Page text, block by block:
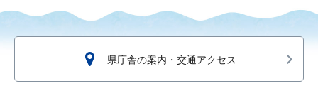
県庁舎の案内・交通アクセス